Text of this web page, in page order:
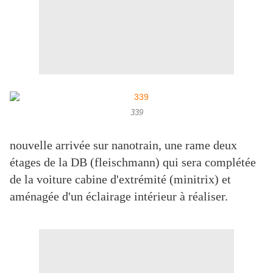
339
nouvelle arrivée sur nanotrain, une rame deux
étages de la DB (fleischmann) qui sera complétée
de la voiture cabine d'extrémité (minitrix) et
aménagée d'un éclairage intérieur à réaliser.